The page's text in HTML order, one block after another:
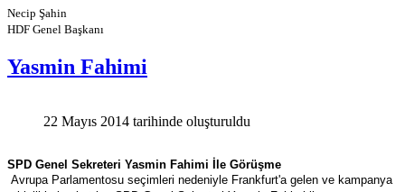
Necip Şahin
HDF Genel Başkanı
Yasmin Fahimi
22 Mayıs 2014 tarihinde oluşturuldu
SPD Genel Sekreteri Yasmin Fahimi İle Görüşme
Avrupa Parlamentosu seçimleri nedeniyle Frankfurt'a gelen ve kampanya